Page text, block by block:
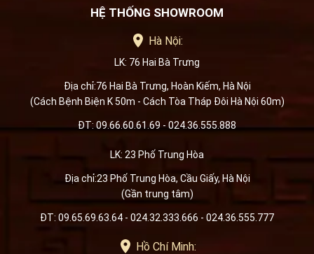
HỆ THỐNG SHOWROOM
Hà Nội:
LK: 76 Hai Bà Trưng
Địa chỉ:76 Hai Bà Trưng, Hoàn Kiếm, Hà Nội
(Cách Bệnh Biện K 50m - Cách Tòa Tháp Đôi Hà Nội 60m)
ĐT: 09.66.60.61.69 - 024.36.555.888
LK: 23 Phố Trung Hòa
Địa chỉ:23 Phố Trung Hòa, Cầu Giấy, Hà Nội
(Gần trung tâm)
ĐT: 09.65.69.63.64 - 024.32.333.666 - 024.36.555.777
Hồ Chí Minh: